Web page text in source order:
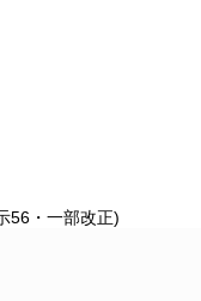
56・一部改正)